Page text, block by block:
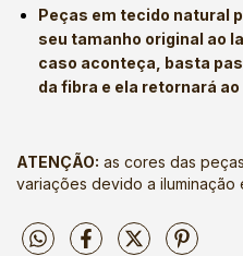
Peças em tecido natural
seu tamanho original ao
caso aconteça, basta
da fibra e ela retornará
ATENÇÃO: as cores das
variações devido a iluminação